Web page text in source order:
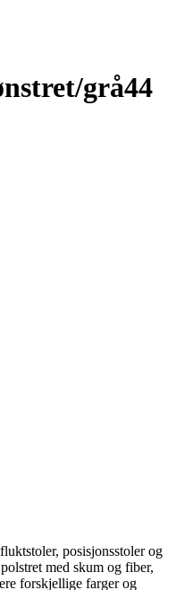
grå44
posisjonsstoler og
med skum og fiber,
forskjellige farger og